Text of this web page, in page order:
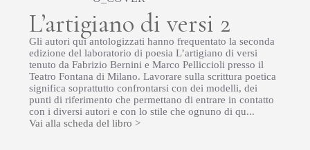
L’artigiano di versi 2
Gli autori qui antologizzati hanno frequentato la seconda
edizione del laboratorio di poesia L’artigiano di versi
tenuto da Fabrizio Bernini e Marco Pelliccioli presso il
Teatro Fontana di Milano. Lavorare sulla scrittura poetica
significa soprattutto confrontarsi con dei modelli, dei
punti di riferimento che permettano di entrare in contatto
con i diversi autori e con lo stile che ognuno di qu...
Vai alla scheda del libro >